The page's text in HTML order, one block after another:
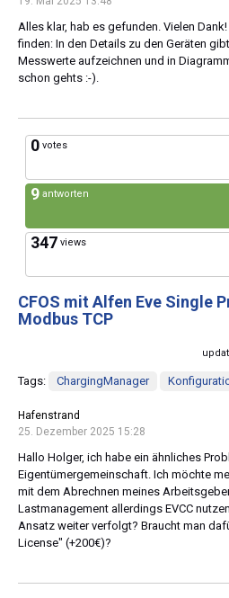
Alles klar, hab es gefunden. Vielen
finden: In den Details zu den Geräten
Messwerte aufzeichnen und in
schon gehts :-).
0 votes
9 antworten
347 views
CFOS mit Alfen Eve Single
Modbus TCP
Tags: ChargingManager
Hafenstrand
25. Dezember 2025 15:28
Hallo Holger, ich habe ein ähnliches
Eigentümergemeinschaft. Ich möchte
mit dem Abrechnen meines
Lastmanagement allerdings EVCC
Ansatz weiter verfolgt? Braucht man
License" (+200€)?